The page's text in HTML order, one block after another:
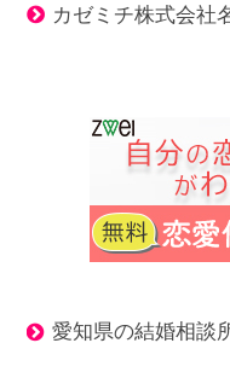
カゼミチ株式会社
愛知県の結婚相談